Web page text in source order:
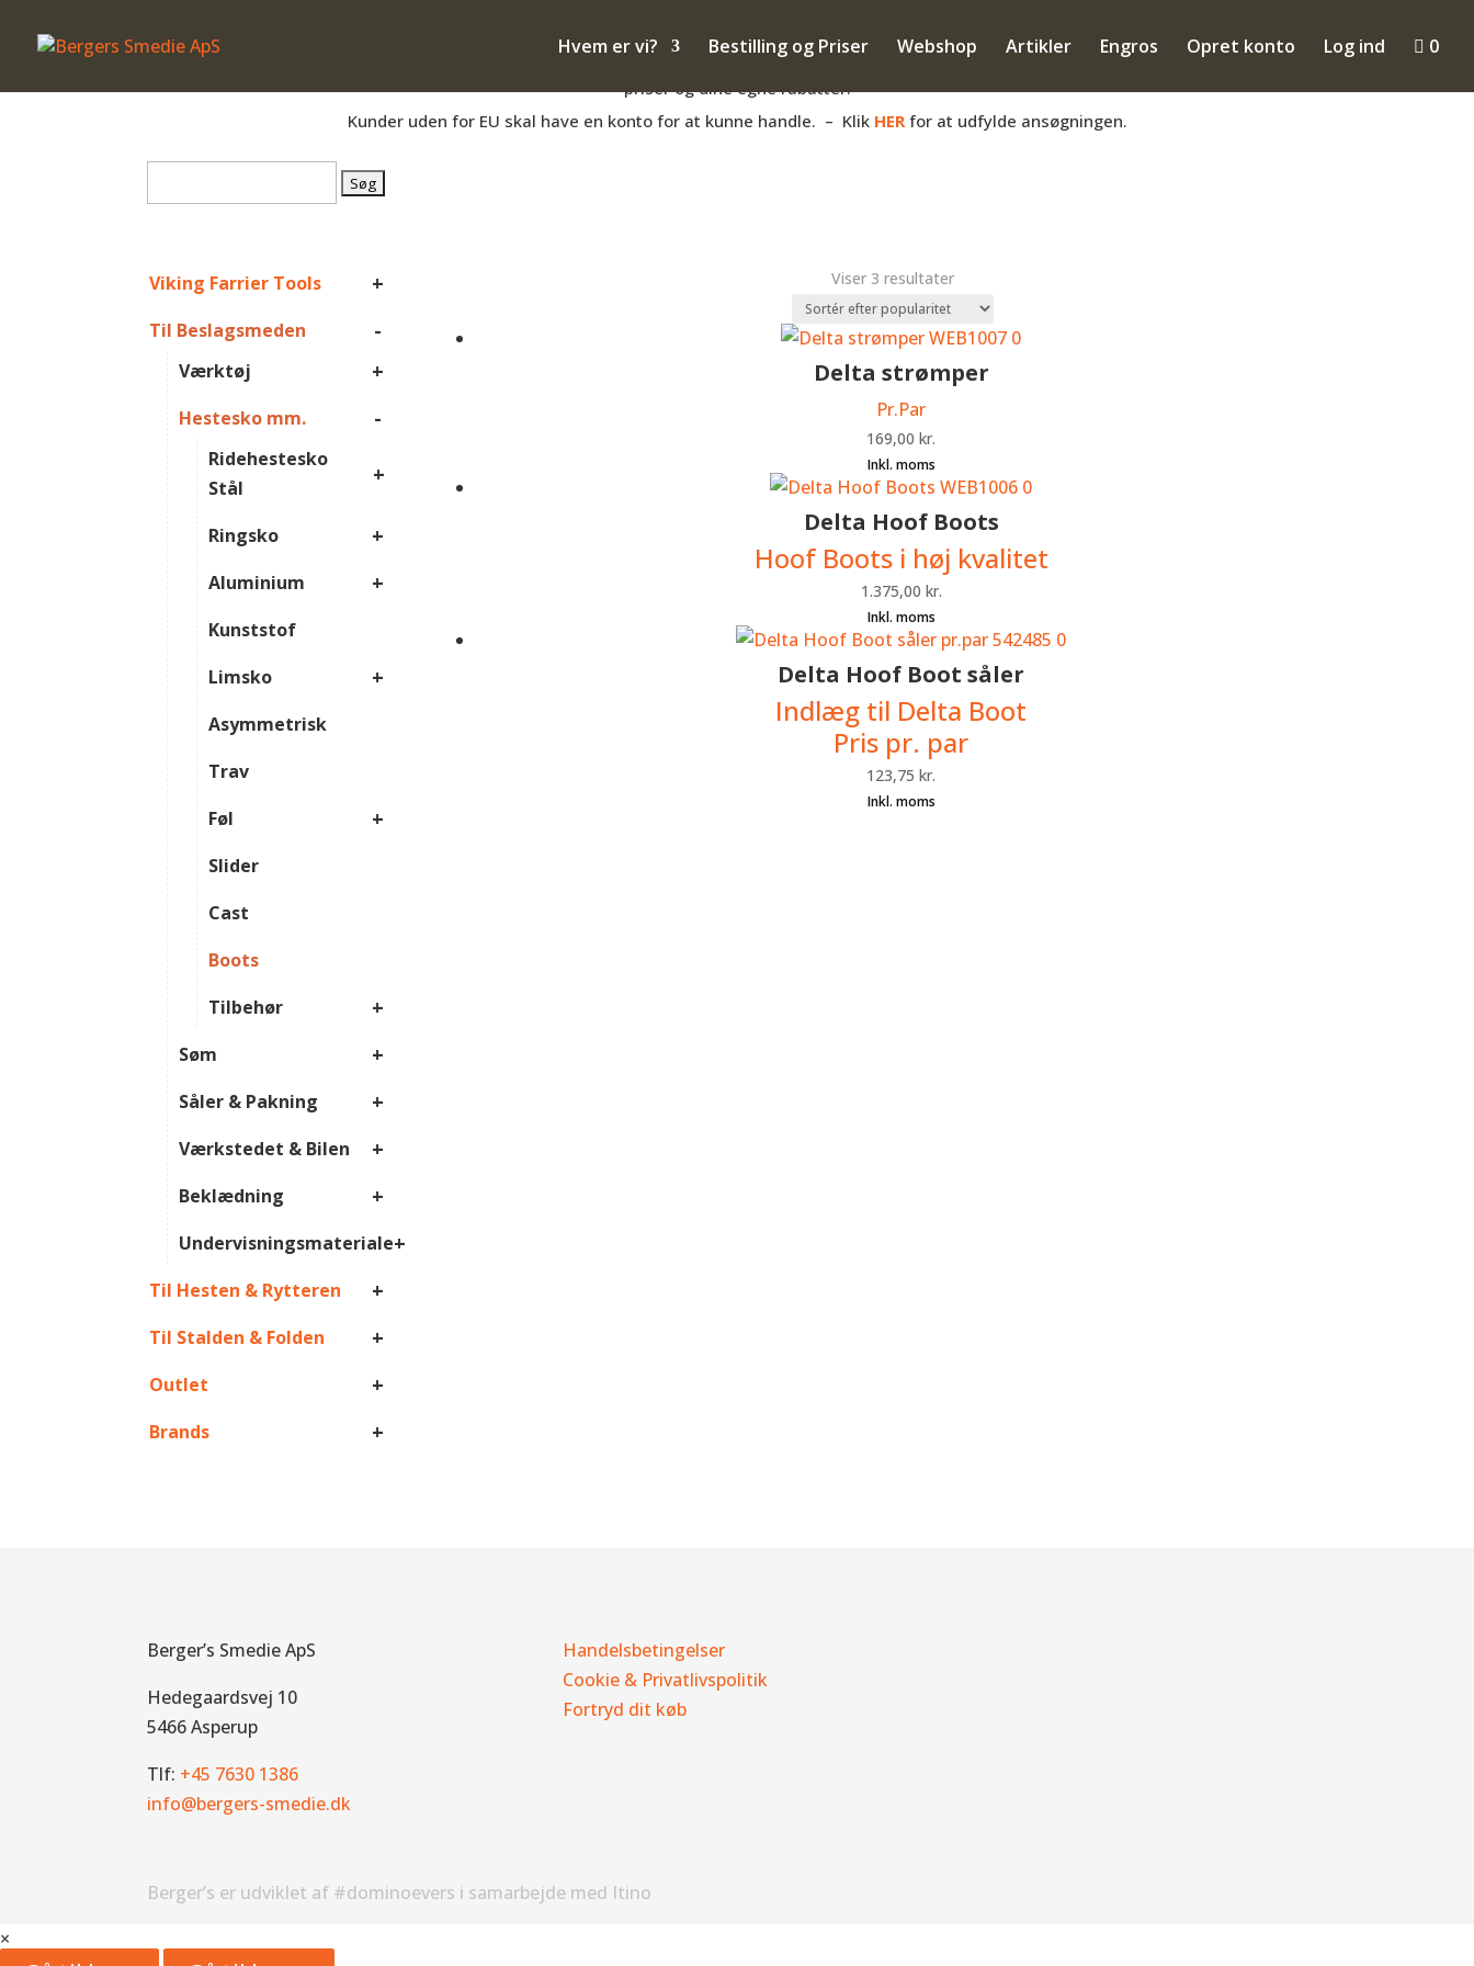
Hvem er vi? Bestilling og Priser Webshop Artikler Engros Opret konto Log ind  0
– også salg til PRIVATE
priser og dine egne rabatter.
Kunder uden for EU skal have en konto for at kunne handle. – Klik HERfor at udfylde ansøgningen.
efter:
Viking Farrier Tools +
Til Beslagsmeden -
Værktøj +
Hestesko mm. -
Ridehestesko
Stål
+
Ringsko +
Aluminium +
Kunststof
Limsko
+
Asymmetrisk
Trav
Føl
+
Slider
Cast
Boots
Tilbehør
+
Søm +
Såler & Pakning +
Værkstedet & Bilen +
Beklædning +
Undervisningsmateriale+
Til Hesten & Rytteren +
Til Stalden & Folden +
Outlet +
Brands +
Viser 3 resultaterSorteret
efter
popularitet
Delta strømper
Pr.Par
169,00kr.
Delta Hoof Boots
Hoof Boots i høj kvalitet
1.375,00 kr.
Delta Hoof Boot såler
Indlæg til Delta Boot
Pris pr. par
123,75kr.
Berger’s Smedie ApS
Hedegaardsvej 10
5466 Asperup
Tlf: +45 7630 1386
info@bergers-smedie.dk
Handelsbetingelser
Cookie & Privatlivspolitik
Fortryd dit køb
Berger’s er udviklet af #dominoevers i samarbejde med Itino
×